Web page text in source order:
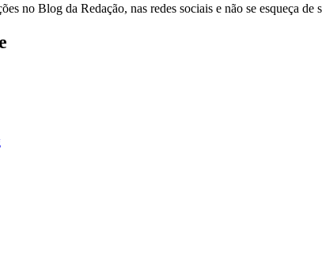
no Blog da Redação, nas redes sociais e não se esqueça de